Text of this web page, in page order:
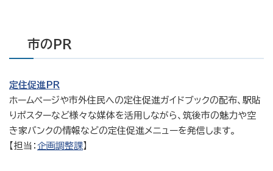
市のPR
定住促進PR
ホームページや市外住民への定住促進ガイドブックの配布、駅貼
りポスターなど様々な媒体を活用しながら、筑後市の魅力や空
き家バンクの情報などの定住促進メニューを発信します。
【担当： 企画調整課】